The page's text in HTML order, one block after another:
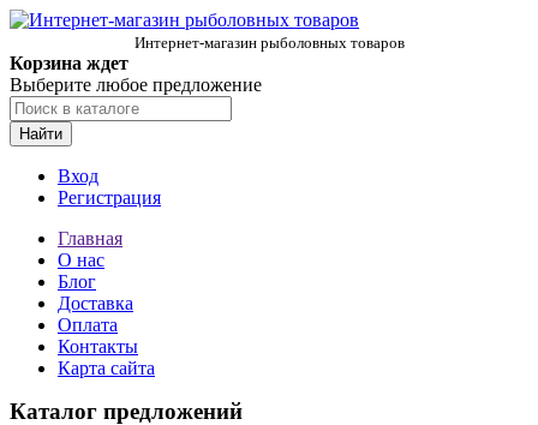
Интернет-магазин рыболовных товаров
Корзина ждет
Выберите любое предложение
Найти
Вход
Регистрация
Главная
О нас
Блог
Доставка
Оплата
Контакты
Карта сайта
Каталог предложений